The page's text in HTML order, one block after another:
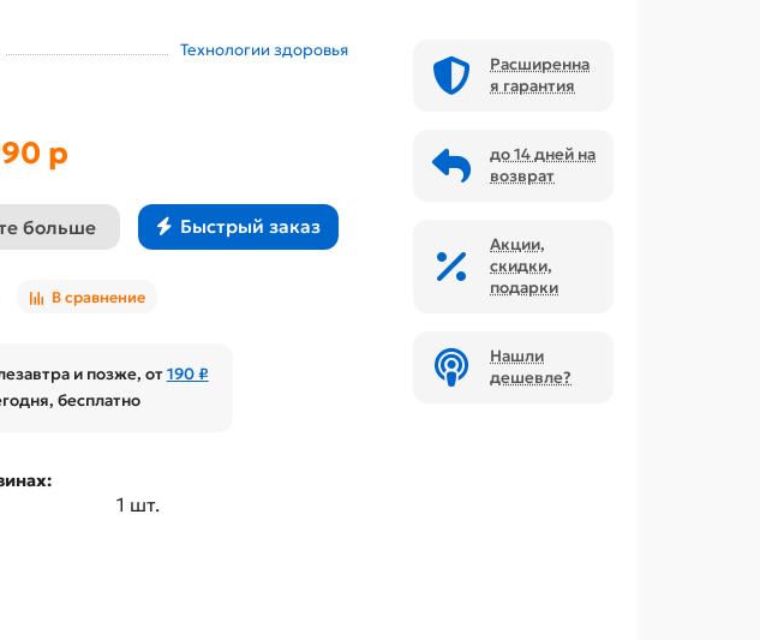
Технологии здоровья
р
больше Быстрый заказ
В сравнение
и позже, от190 ₽
бесплатно
1 шт.
Расширенна
я гарантия
до 14 дней на
возврат
Акции,
скидки,
подарки
Нашли
дешевле?